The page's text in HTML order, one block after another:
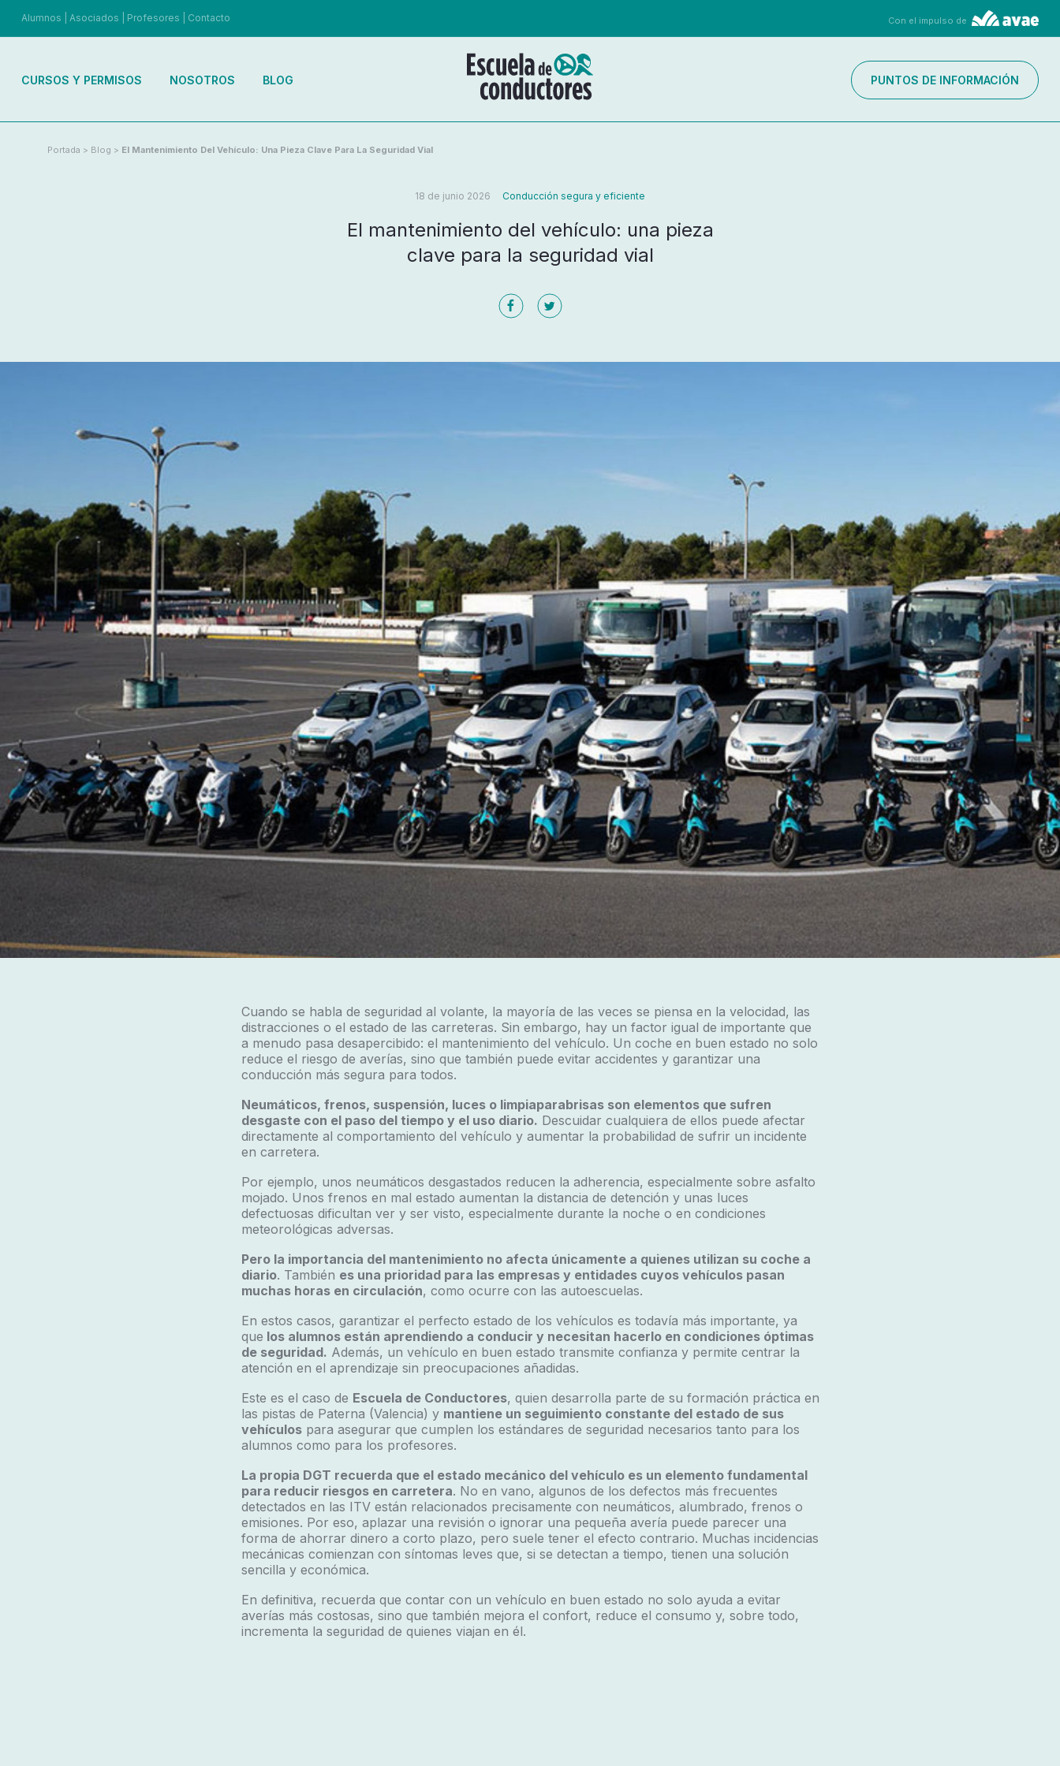
Alumnos Asociados Profesores Contacto Con el impulso de
CURSOS Y PERMISOS NOSOTROS BLOG PUNTOS DE INFORMACIÓN
Portada > Blog > El Mantenimiento Del Vehículo: Una Pieza Clave Para La Seguridad Vial
18 de junio 2026 Conducción segura y eficiente
El mantenimiento del vehículo: una pieza
clave para la seguridad vial
Cuando se habla de seguridad al volante, la mayoría de las veces se piensa en la velocidad, las
distracciones o el estado de las carreteras. Sin embargo, hay un factor igual de importante que
a menudo pasa desapercibido: el mantenimiento del vehículo. Un coche en buen estado no solo
reduce el riesgo de averías, sino que también puede evitar accidentes y garantizar una
conducción más segura para todos.
Neumáticos, frenos, suspensión, luces o limpiaparabrisas son elementos que sufren
desgaste con el paso del tiempo y el uso diario. Descuidar cualquiera de ellos puede afectar
directamente al comportamiento del vehículo y aumentar la probabilidad de sufrir un incidente
en carretera.
Por ejemplo, unos neumáticos desgastados reducen la adherencia, especialmente sobre asfalto
mojado. Unos frenos en mal estado aumentan la distancia de detención y unas luces
defectuosas dificultan ver y ser visto, especialmente durante la noche o en condiciones
meteorológicas adversas.
Pero la importancia del mantenimiento no afecta únicamente a quienes utilizan su coche a
diario. También es una prioridad para las empresas y entidades cuyos vehículos pasan
muchas horas en circulación, como ocurre con las autoescuelas.
En estos casos, garantizar el perfecto estado de los vehículos es todavía más importante, ya
que los alumnos están aprendiendo a conducir y necesitan hacerlo en condiciones óptimas
de seguridad. Además, un vehículo en buen estado transmite confianza y permite centrar la
atención en el aprendizaje sin preocupaciones añadidas.
Este es el caso de Escuela de Conductores, quien desarrolla parte de su formación práctica en
las pistas de Paterna (Valencia) y mantiene un seguimiento constante del estado de sus
vehículospara asegurar que cumplen los estándares de seguridad necesarios tanto para los
alumnos como para los profesores.
La propia DGT recuerda que el estado mecánico del vehículo es un elemento fundamental
para reducir riesgos en carretera. No en vano, algunos de los defectos más frecuentes
detectados en las ITV están relacionados precisamente con neumáticos, alumbrado, frenos o
emisiones. Por eso, aplazar una revisión o ignorar una pequeña avería puede parecer una
forma de ahorrar dinero a corto plazo, pero suele tener el efecto contrario. Muchas incidencias
mecánicas comienzan con síntomas leves que, si se detectan a tiempo, tienen una solución
sencilla y económica.
En definitiva, recuerda que contar con un vehículo en buen estado no solo ayuda a evitar
averías más costosas, sino que también mejora el confort, reduce el consumo y, sobre todo,
incrementa la seguridad de quienes viajan en él.